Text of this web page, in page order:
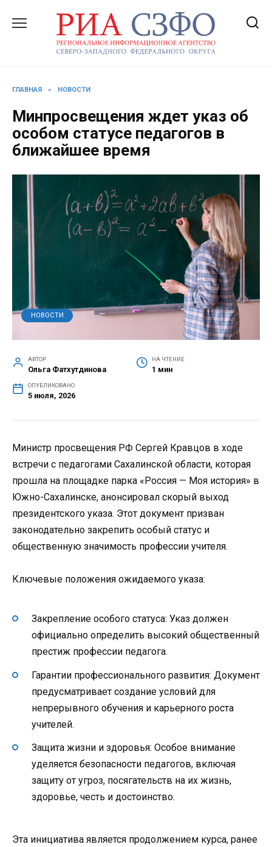
содержанию
ГЛАВНАЯ » НОВОСТИ
Минпросвещения ждет указ об
особом статусе педагогов в
ближайшее время
НОВОСТИ
АВТОР
Ольга Фатхутдинова
НА ЧТЕНИЕ
1 мин
ОПУБЛИКОВАНО
5 июля, 2026
Министр просвещения РФ Сергей Кравцов в ходе
встречи с педагогами Сахалинской области, которая
прошла на площадке парка «Россия — Моя история» в
Южно-Сахалинске, анонсировал скорый выход
президентского указа. Этот документ призван
законодательно закрепить особый статус и
общественную значимость профессии учителя.
Ключевые положения ожидаемого указа:
Закрепление особого статуса: Указ должен
официально определить высокий общественный
престиж профессии педагога.
Гарантии профессионального развития: Документ
предусматривает создание условий для
непрерывного обучения и карьерного роста
учителей.
Защита жизни и здоровья: Особое внимание
уделяется безопасности педагогов, включая
защиту от угроз, посягательств на их жизнь,
здоровье, честь и достоинство.
Эта инициатива является продолжением курса, ранее